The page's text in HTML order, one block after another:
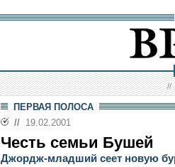
//
ПЕРВАЯ ПОЛОСА
// 19.02.2001
Честь семьи Бушей
Джордж-младший сеет новую